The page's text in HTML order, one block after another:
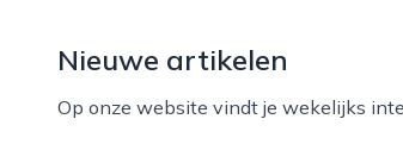
Nieuwe artikelen
Op onze website vindt je wekelijks